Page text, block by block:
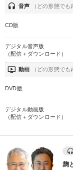
headset 音声 （どの形態でも
CD版
デジタル音声版
（配信＋ダウンロード）
ondemand_video 動画 （どの形態でも
DVD版
デジタル動画版
（配信＋ダウンロード）
麹